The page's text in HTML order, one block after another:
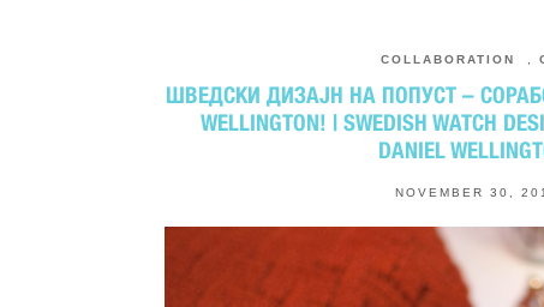
COLLABORATION
ШВЕДСКИ ДИЗАЈН НА ПОПУСТ –
WELLINGTON! | SWEDISH WATCH
DANIEL
NOVEMBER 30,